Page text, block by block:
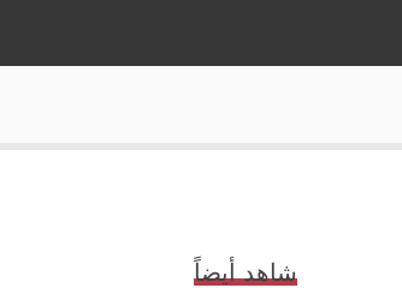
شاهد أيضاً